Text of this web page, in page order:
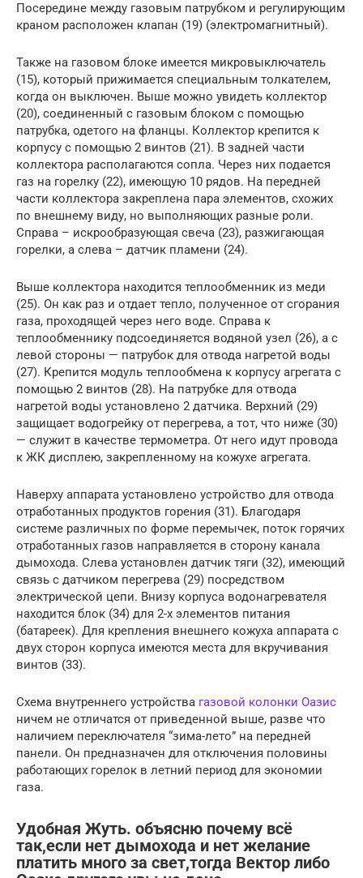
Посередине между газовым патрубком и регулирующим
краном расположен клапан (19) (электромагнитный).
Также на газовом блоке имеется микровыключатель
(15), который прижимается специальным толкателем,
когда он выключен. Выше можно увидеть коллектор
(20), соединенный с газовым блоком с помощью
патрубка, одетого на фланцы. Коллектор крепится к
корпусу с помощью 2 винтов (21). В задней части
коллектора располагаются сопла. Через них подается
газ на горелку (22), имеющую 10 рядов. На передней
части коллектора закреплена пара элементов, схожих
по внешнему виду, но выполняющих разные роли.
Справа – искрообразующая свеча (23), разжигающая
горелки, а слева – датчик пламени (24).
Выше коллектора находится теплообменник из меди
(25). Он как раз и отдает тепло, полученное от сгорания
газа, проходящей через него воде. Справа к
теплообменнику подсоединяется водяной узел (26), а с
левой стороны — патрубок для отвода нагретой воды
(27). Крепится модуль теплообмена к корпусу агрегата с
помощью 2 винтов (28). На патрубке для отвода
нагретой воды установлено 2 датчика. Верхний (29)
защищает водогрейку от перегрева, а тот, что ниже (30)
— служит в качестве термометра. От него идут провода
к ЖК дисплею, закрепленному на кожухе агрегата.
Наверху аппарата установлено устройство для отвода
отработанных продуктов горения (31). Благодаря
системе различных по форме перемычек, поток горячих
отработанных газов направляется в сторону канала
дымохода. Слева установлен датчик тяги (32), имеющий
связь с датчиком перегрева (29) посредством
электрической цепи. Внизу корпуса водонагревателя
находится блок (34) для 2-х элементов питания
(батареек). Для крепления внешнего кожуха аппарата с
двух сторон корпуса имеются места для вкручивания
винтов (33).
Схема внутреннего устройства газовой колонки Оазис
ничем не отличатся от приведенной выше, разве что
наличием переключателя “зима-лето” на передней
панели. Он предназначен для отключения половины
работающих горелок в летний период для экономии
газа.
Удобная Жуть. объясню почему всё
так,если нет дымохода и нет желание
платить много за свет,тогда Вектор либо